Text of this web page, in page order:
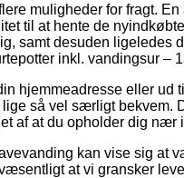
muligheder for fragt.
til at hente de
samt desuden ligeledes
inkl. vandingsur –
hjemmeadresse eller
så vel særligt bekvem.
af at du opholder dig nær
kan vise sig at
at vi gransker